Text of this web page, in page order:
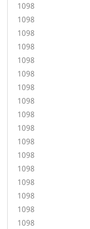
1098
1098
1098
1098
1098
1098
1098
1098
1098
1098
1098
1098
1098
1098
1098
1098
1098